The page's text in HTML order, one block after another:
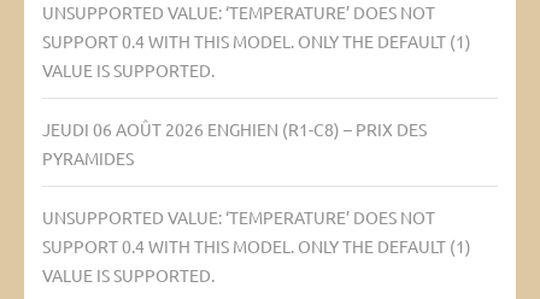
UNSUPPORTED VALUE: ‘TEMPERATURE’ DOES NOT
SUPPORT 0.4 WITH THIS MODEL. ONLY THE DEFAULT (1)
VALUE IS SUPPORTED.
JEUDI 06 AOÛT 2026 ENGHIEN (R1-C8) – PRIX DES
PYRAMIDES
UNSUPPORTED VALUE: ‘TEMPERATURE’ DOES NOT
SUPPORT 0.4 WITH THIS MODEL. ONLY THE DEFAULT (1)
VALUE IS SUPPORTED.